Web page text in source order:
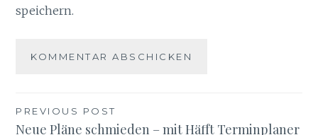
speichern.
Beitragsnavigation
PREVIOUS POST
Neue Pläne schmieden – mit Häfft Terminplaner